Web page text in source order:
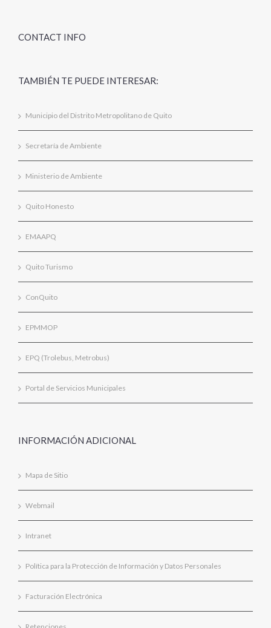
CONTACT INFO
TAMBIÉN TE PUEDE INTERESAR:
Municipio del Distrito Metropolitano de Quito
Secretaría de Ambiente
Ministerio de Ambiente
Quito Honesto
EMAAPQ
Quito Turismo
ConQuito
EPMMOP
EPQ (Trolebus, Metrobus)
Portal de Servicios Municipales
INFORMACIÓN ADICIONAL
Mapa de Sitio
Webmail
Intranet
Política para la Protección de Información y Datos Personales
Facturación Electrónica